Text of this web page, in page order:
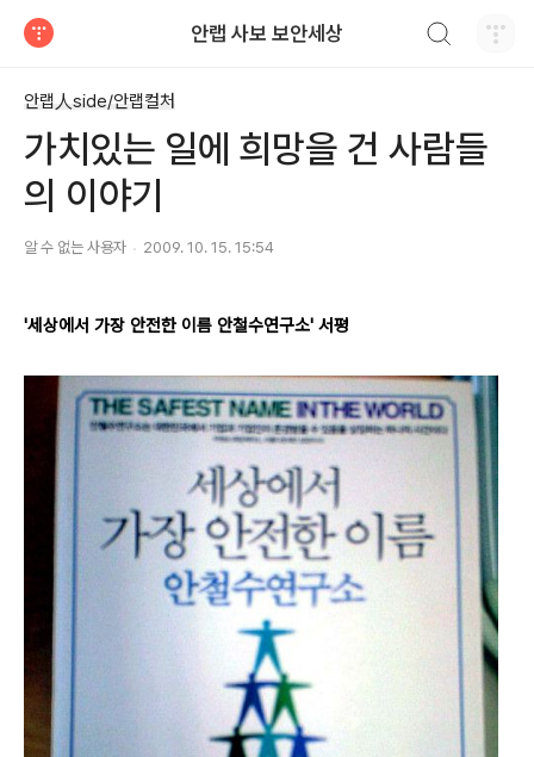
안랩 사보 보안세상
안랩人side/안랩컬처
가치있는 일에 희망을 건 사람들
의 이야기
알 수 없는 사용자 2009. 10. 15. 15:54
'세상에서 가장 안전한 이름 안철수연구소' 서평